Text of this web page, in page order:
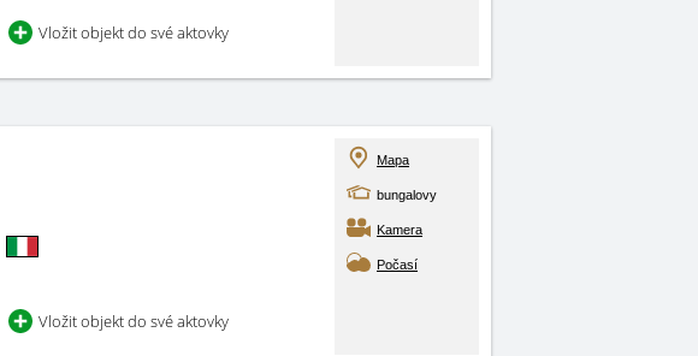
Vložit objekt do své aktovky
Vložit objekt do své aktovky
Mapa
bungalovy
Kamera
Počasí